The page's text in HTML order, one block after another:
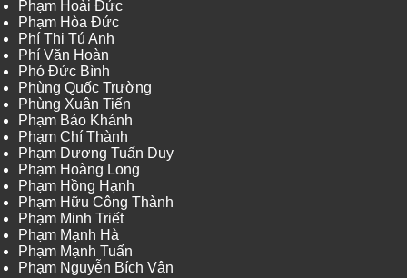
Phạm Hoài Đức
Phạm Hòa Đức
Phí Thị Tú Anh
Phí Văn Hoàn
Phó Đức Bình
Phùng Quốc Trường
Phùng Xuân Tiến
Phạm Bảo Khánh
Phạm Chí Thành
Phạm Dương Tuấn Duy
Phạm Hoàng Long
Phạm Hồng Hạnh
Phạm Hữu Công Thành
Phạm Minh Triết
Phạm Mạnh Hà
Phạm Mạnh Tuấn
Phạm Nguyễn Bích Vân